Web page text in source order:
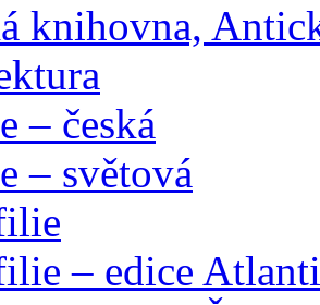
knihovna,
– česká
– světová
– edice